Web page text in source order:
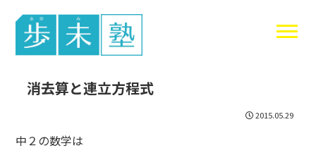
東谷中生の
消去算と連立方程式
2015.05.29
中２の数学は